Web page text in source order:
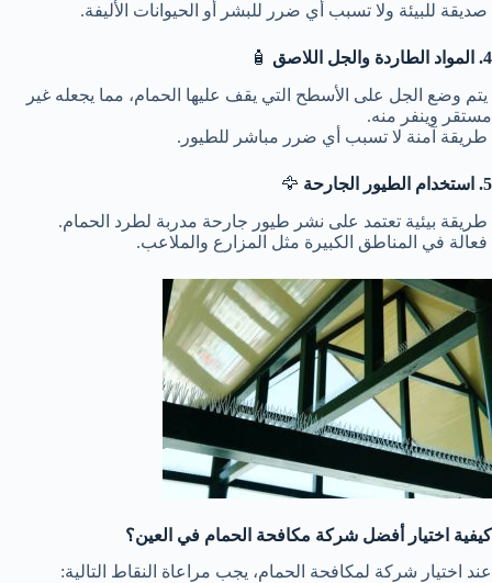
صديقة للبيئة ولا تسبب أي ضرر للبشر أو الحيوانات الأليفة.
4. المواد الطاردة والجل اللاصق
🧴
يتم وضع الجل على الأسطح التي يقف عليها الحمام، مما يجعله غير
مستقر وينفر منه.
طريقة آمنة لا تسبب أي ضرر مباشر للطيور.
5. استخدام الطيور الجارحة
🦅
طريقة بيئية تعتمد على نشر طيور جارحة مدربة لطرد الحمام.
فعالة في المناطق الكبيرة مثل المزارع والملاعب.
كيفية اختيار أفضل شركة مكافحة الحمام في العين؟
عند اختيار شركة لمكافحة الحمام، يجب مراعاة النقاط التالية: